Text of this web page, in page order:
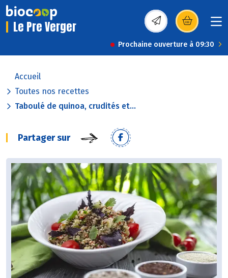
Le Pre Verger (s’ouvre dans une
Prochaine ouverture à 09:30
Accueil
Toutes nos recettes
Taboulé de quinoa, crudités et...
Partager sur